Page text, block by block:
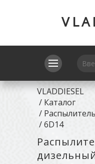
VLADDIESEL
/ Каталог
/
/6D14